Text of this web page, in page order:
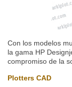
Con los modelos
la gama HP
compromiso de la
Plotters CAD